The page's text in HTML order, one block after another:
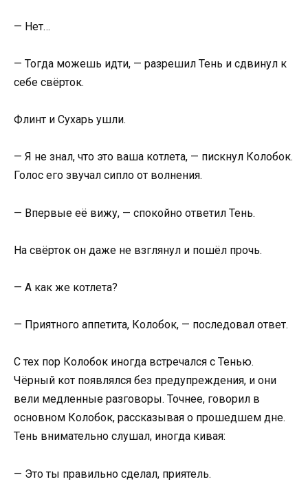
— Нет…
— Тогда можешь идти, — разрешил Тень и сдвинул к
себе свёрток.
Флинт и Сухарь ушли.
— Я не знал, что это ваша котлета, — пискнул Колобок.
Голос его звучал сипло от волнения.
— Впервые её вижу, — спокойно ответил Тень.
На свёрток он даже не взглянул и пошёл прочь.
— А как же котлета?
— Приятного аппетита, Колобок, — последовал ответ.
С тех пор Колобок иногда встречался с Тенью.
Чёрный кот появлялся без предупреждения, и они
вели медленные разговоры. Точнее, говорил в
основном Колобок, рассказывая о прошедшем дне.
Тень внимательно слушал, иногда кивая:
— Это ты правильно сделал, приятель.